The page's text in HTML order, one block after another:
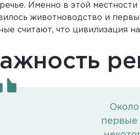
Именно в этой
животноводство и
считают, что цивилизация
Около
первые